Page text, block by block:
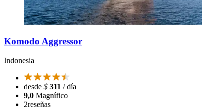
Komodo Aggressor
Indonesia
desde $ 311 / día
9,0 Magnífico
2reseñas